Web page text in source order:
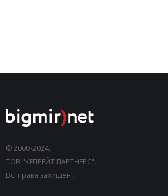
© 2000-2024,
ТОВ "КЕПРЕЙТ ПАРТНЕРС".
Всі права захищені.